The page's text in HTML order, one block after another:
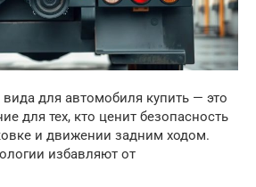
для автомобиля купить — это
для тех, кто ценит безопасность
и движении задним ходом.
избавляют от